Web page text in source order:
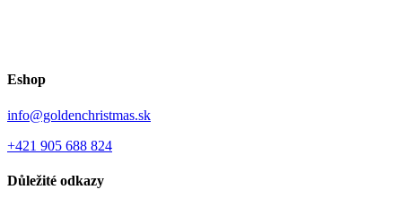
Eshop
info@goldenchristmas.sk
+421 905 688 824
Důležité odkazy